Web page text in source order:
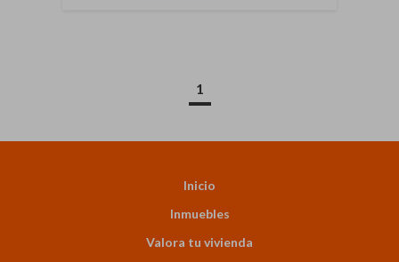
1
Inicio
Inmuebles
Valora tu vivienda